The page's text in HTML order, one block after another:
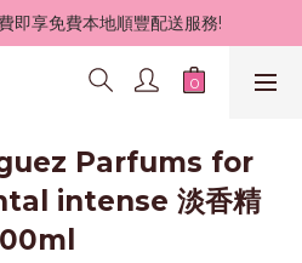
即享免費本地順豐配送服務!
Parfums for
intense 淡香精